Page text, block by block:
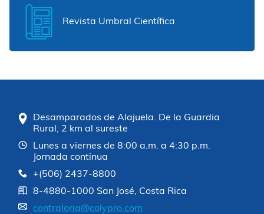
Revista Umbral Científica
Desamparados de Alajuela. De la Guardia
Rural, 2 km al sureste
Lunes a viernes de 8:00 a.m. a 4:30 p.m.
Jornada continua
+(506) 2437-8800
8-4880-1000 San José, Costa Rica
contraloria@colypro.com